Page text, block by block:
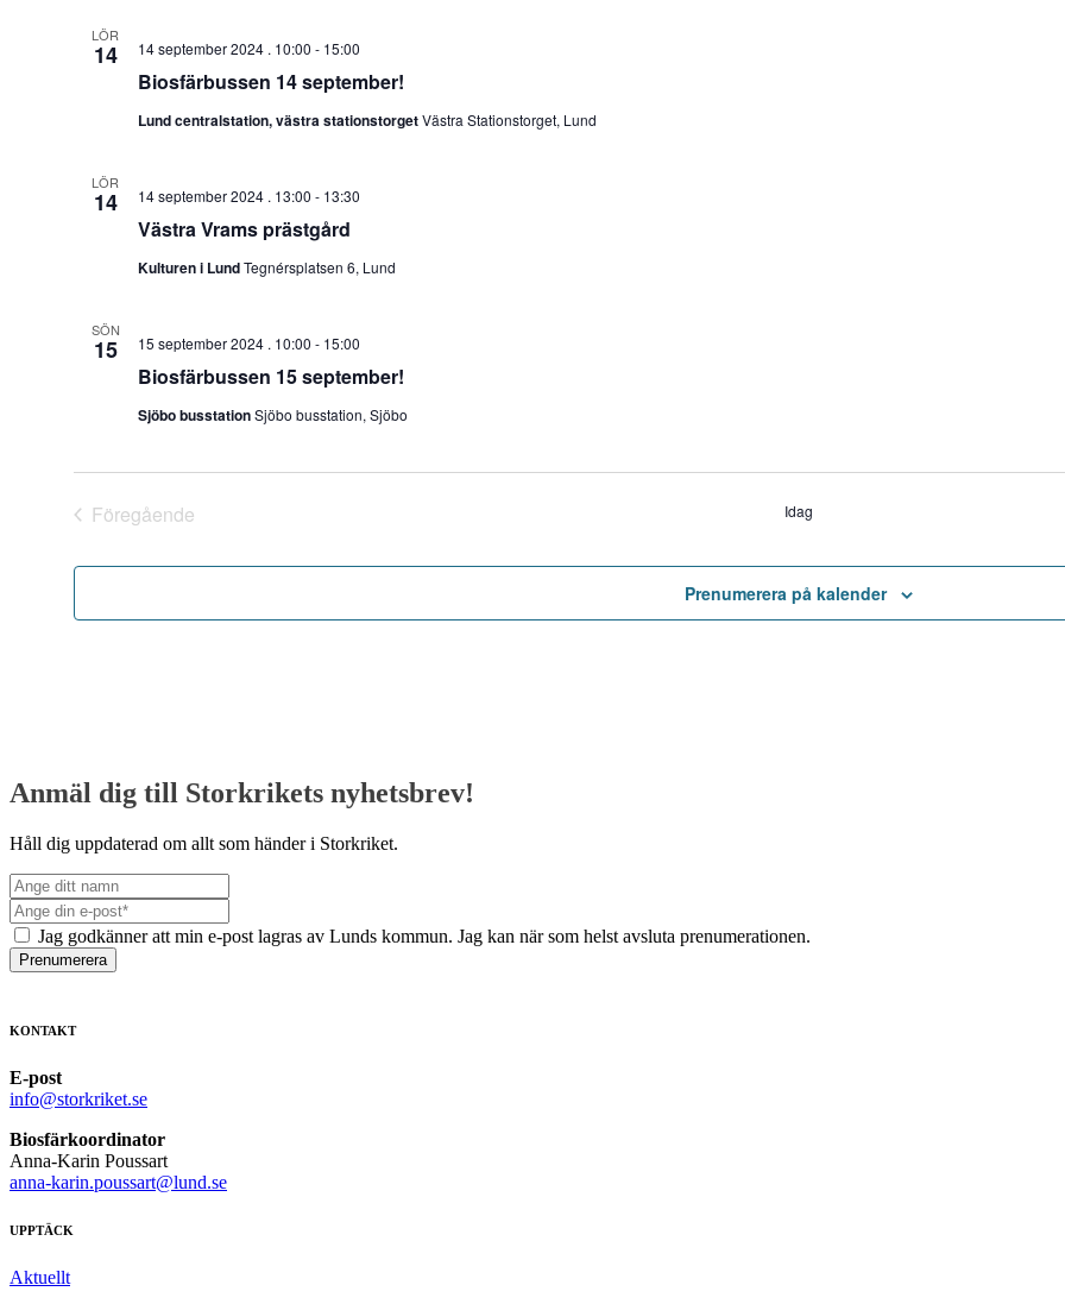
LÖR
14
Biosfärbussen 14 september!
14 september 2024 . 10:00 - 15:00
Lund centralstation, västra stationstorgetVästra Stationstorget, Lund
LÖR
14
Västra Vrams prästgård
14 september 2024 . 13:00 - 13:30
Kulturen i LundTegnérsplatsen 6, Lund
SÖN
15
Biosfärbussen 15 september!
15 september 2024 . 10:00 - 15:00
Sjöbo busstationSjöbo busstation, Sjöbo
Föregående
Idag
Prenumerera på kalender
Anmäl dig till Storkrikets nyhetsbrev!
Håll dig uppdaterad om allt som händer i Storkriket.
Jag godkänner att min e-post lagras av Lunds kommun. Jag kan när som helst avsluta prenumerationen.
Prenumerera
KONTAKT
E-post
info@storkriket.se
Biosfärkoordinator
Anna-Karin Poussart
anna-karin.poussart@lund.se
UPPTÄCK
Aktuellt